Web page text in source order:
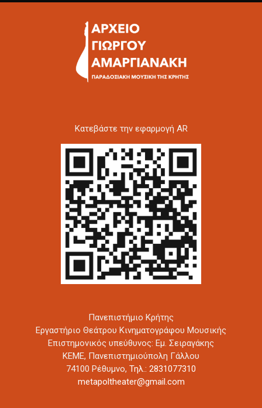
Kατεβάστε την εφαρμογή AR
Πανεπιστήμιο Κρήτης
Εργαστήριο Θεάτρου Κινηματογράφου Μουσικής
Επιστημονικός υπεύθυνος: Εμ. Σειραγάκης
ΚΕΜΕ, Πανεπιστημιούπολη Γάλλου
74100 Ρέθυμνο, Τηλ.: 2831077310
metapoltheater@gmail.com